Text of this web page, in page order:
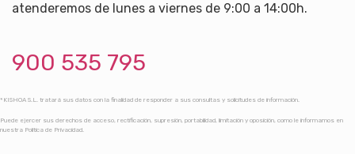
atenderemos de lunes a viernes de 9:00 a 14:00h.
900 535 795
*KISHOA S.L. tratará sus datos con la finalidad de responder a sus consultas y solicitudes de información.
Puede ejercer sus derechos de acceso, rectificación, supresión, portabilidad, limitación y oposición, como le informamos en
nuestra Política de Privacidad.